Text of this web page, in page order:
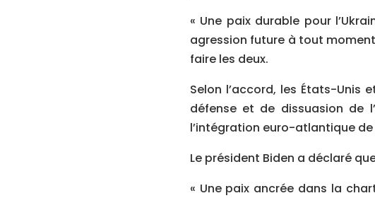
« Une paix durable pour
agression future à tout
faire les deux.
Selon l’accord, les États-Unis
défense et de dissuasion de
l’intégration euro-atlantique de
Le président Biden a déclaré
« Une paix ancrée dans la